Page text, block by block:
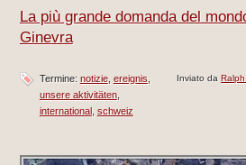
La più grande domanda del
Ginevra
Inviato da
Termine: notizie ereignis
unsere aktivitäten
international schweiz